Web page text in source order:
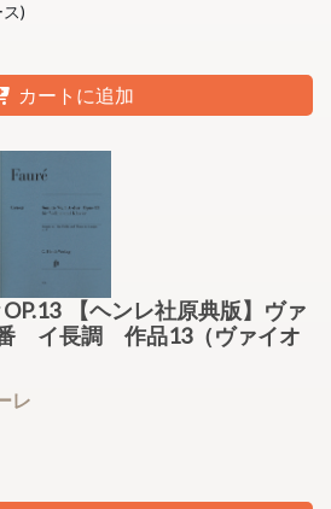
)
カートに追加
【ヘンレ社原典版】ヴァ
イ長調 作品13（ヴァイオ
レ